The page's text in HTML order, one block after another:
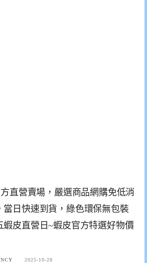
直營賣場，嚴選商品網購免低消
當日快速到貨，綠色環保無包裝
蝦皮直營日~蝦皮官方特選好物價
2025-10-28